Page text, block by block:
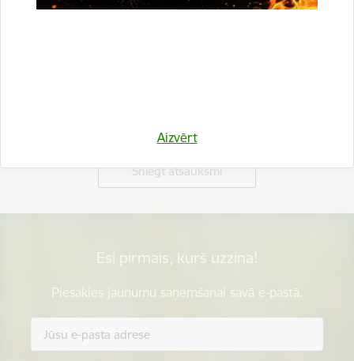
Aizvērt
Sniegt atsauksmi
Esi pirmais, kurš uzzina!
Piesakies jaunumu saņemšanai savā e-pastā.